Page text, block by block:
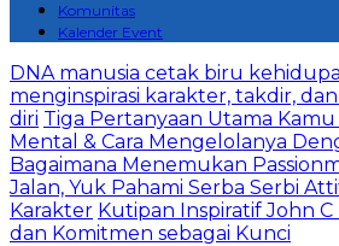
Komunitas
Kalender Event
DNA manusia cetak biru
menginspirasi karakter, takdir,
diri Tiga Pertanyaan Utama
Mental & Cara Mengelolanya
Bagaimana Menemukan
Jalan, Yuk Pahami Serba Serbi
Karakter Kutipan Inspiratif John C
dan Komitmen sebagai Kunci